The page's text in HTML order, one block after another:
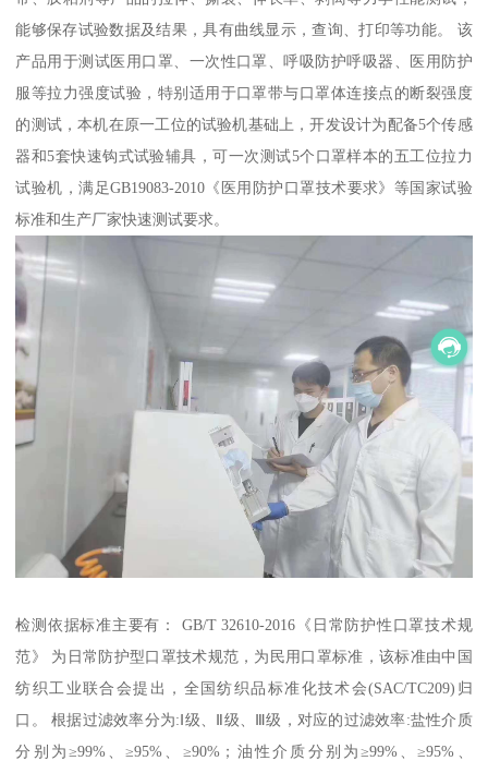
能够保存试验数据及结果，具有曲线显示，查询、打印等功能。 该
产品用于测试医用口罩、一次性口罩、呼吸防护呼吸器、医用防护
服等拉力强度试验，特别适用于口罩带与口罩体连接点的断裂强度
的测试，本机在原一工位的试验机基础上，开发设计为配备5个传感
器和5套快速钩式试验辅具，可一次测试5个口罩样本的五工位拉力
试验机，满足GB19083-2010《医用防护口罩技术要求》等国家试验
标准和生产厂家快速测试要求。
检测依据标准主要有： GB/T 32610-2016《日常防护性口罩技术规
范》 为日常防护型口罩技术规范，为民用口罩标准，该标准由中国
纺织工业联合会提出，全国纺织品标准化技术会(SAC/TC209)归
口。 根据过滤效率分为:Ⅰ级、Ⅱ级、Ⅲ级，对应的过滤效率:盐性介质
分别为≥99%、≥95%、≥90%；油性介质分别为≥99%、≥95%、